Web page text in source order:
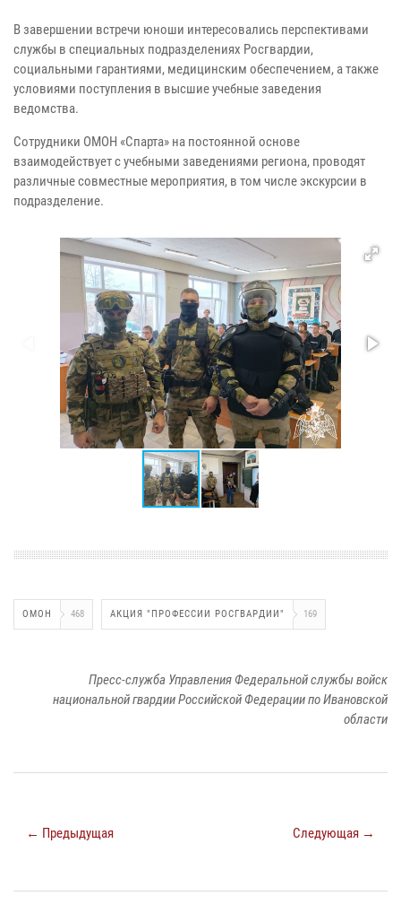
В завершении встречи юноши интересовались перспективами
службы в специальных подразделениях Росгвардии,
социальными гарантиями, медицинским обеспечением, а также
условиями поступления в высшие учебные заведения
ведомства.
Сотрудники ОМОН «Спарта» на постоянной основе
взаимодействует с учебными заведениями региона, проводят
различные совместные мероприятия, в том числе экскурсии в
подразделение.
ОМОН 468 АКЦИЯ "ПРОФЕССИИ РОСГВАРДИИ" 169
Пресс-служба Управления Федеральной службы войск
национальной гвардии Российской Федерации по Ивановской
области
← Предыдущая Следующая →